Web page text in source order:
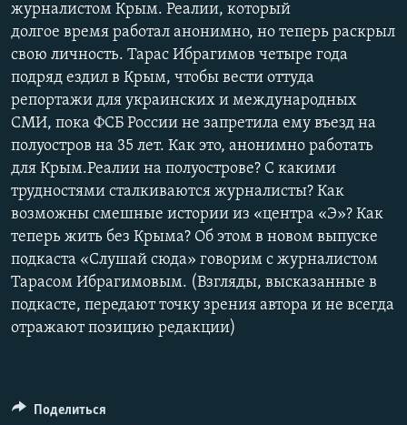
журналистом Крым. Реалии, который
долгое время работал анонимно, но теперь раскрыл
свою личность. Тарас Ибрагимов четыре года
подряд ездил в Крым, чтобы вести оттуда
репортажи для украинских и международных
СМИ, пока ФСБ России не запретила ему въезд на
полуостров на 35 лет. Как это, анонимно работать
для Крым.Реалии на полуострове? С какими
трудностями сталкиваются журналисты? Как
возможны смешные истории из «центра «Э»? Как
теперь жить без Крыма? Об этом в новом выпуске
подкаста «Слушай сюда» говорим с журналистом
Тарасом Ибрагимовым. (Взгляды, высказанные в
подкасте, передают точку зрения автора и не всегда
отражают позицию редакции)
Поделиться